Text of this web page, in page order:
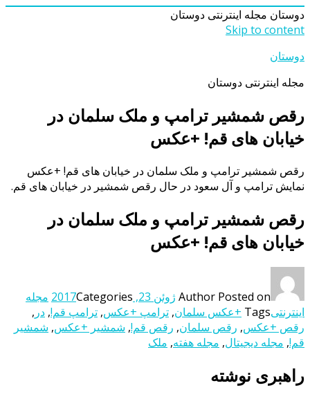
دوستان مجله اینترنتی دوستان
Skip to content
دوستان
مجله اینترنتی دوستان
رقص شمشیر ترامپ و ملک سلمان در
خیابان های قم! +عکس
رقص شمشیر ترامپ و ملک سلمان در خیابان های قم! +عکس
نمایش ترامپ و آل سعود در حال رقص شمشیر در خیابان های قم.
رقص شمشیر ترامپ و ملک سلمان در
خیابان های قم! +عکس
Author Posted on ژوئن 23, 2017 Categories
مجله
اینترنتیTags +عکس سلمان, ترامپ +عکس, ترامپ قم!, در ,
رقص +عکس, رقص سلمان, رقص قم!, شمشیر +عکس, شمشیر
قم!, مجله دیجیتال, مجله هفته, ملک
راهبری نوشته